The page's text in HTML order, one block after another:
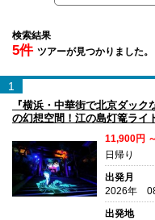
検索結果
5件 ツアーが見つかりました。
1
『横浜・中華街で北京ダッ
の幻想空間！江の島灯篭ライ
11,900円
日帰り
出発月
2026年
出発地